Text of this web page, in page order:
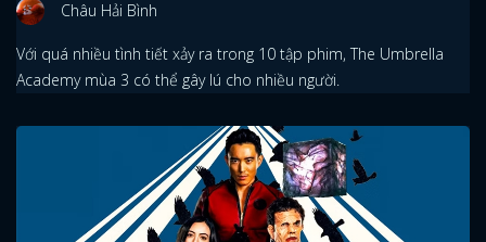
Châu Hải Bình
Với quá nhiều tình tiết xảy ra trong 10 tập phim, The Umbrella
Academy mùa 3 có thể gây lú cho nhiều người.